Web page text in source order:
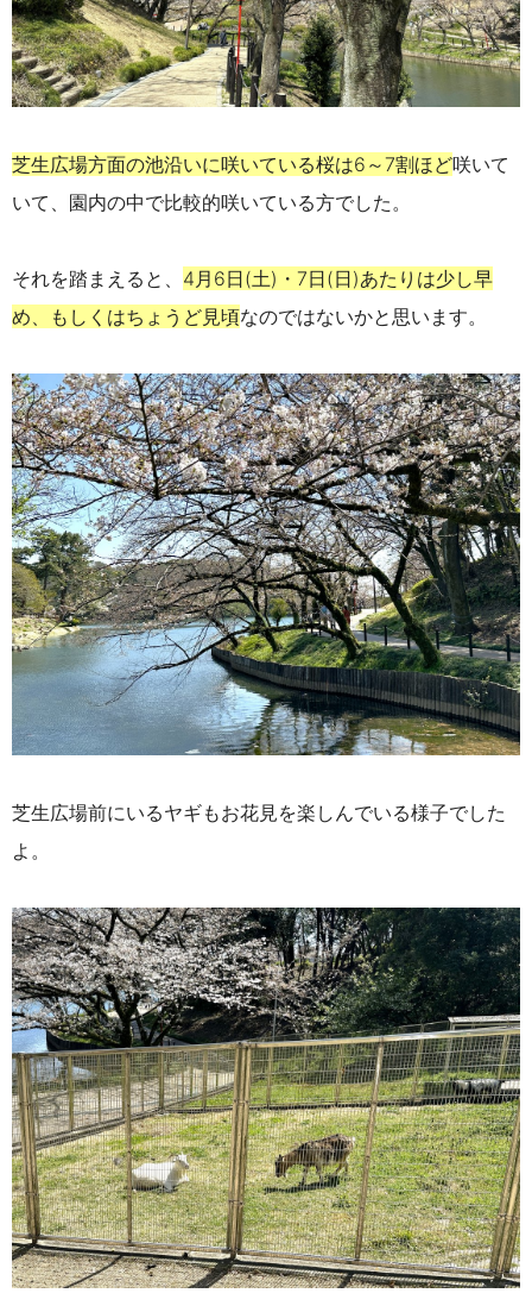
芝生広場方面の池沿いに咲いている桜は6～7割ほど咲いて
いて、園内の中で比較的咲いている方でした。
それを踏まえると、 4月6日(土)・7日(日)あたりは少し早
め、もしくはちょうど見頃なのではないかと思います。
芝生広場前にいるヤギもお花見を楽しんでいる様子でした
よ。